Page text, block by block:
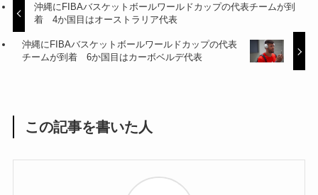
沖縄にFIBAバスケットボールワールドカップの代表チームが到
着 4か国目はオーストラリア代表
沖縄にFIBAバスケットボールワールドカップの代表
チームが到着 6か国目はカーボベルデ代表
この記事を書いた人